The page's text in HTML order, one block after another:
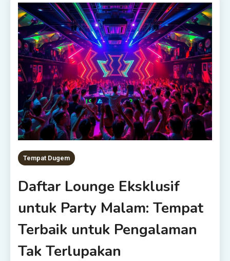
Tempat Dugem
Daftar Lounge Eksklusif
untuk Party Malam: Tempat
Terbaik untuk Pengalaman
Tak Terlupakan